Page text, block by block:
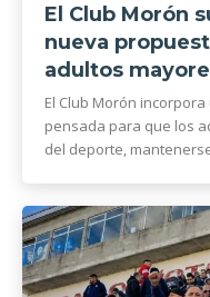
El Club Morón
nueva
adultos
El Club Morón
pensada para que los
del deporte,